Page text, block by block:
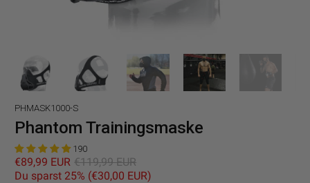
PHMASK1000-S
Phantom Trainingsmaske
190
€89,99 EUR €119,99 EUR
Du sparst 25% (€30,00 EUR)